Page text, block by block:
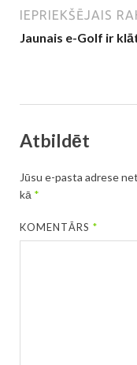
IEPRIEKŠĒJAIS
Jaunais e-Golf ir
Atbildēt
Jūsu e-pasta adrese
kā *
KOMENTĀRS*